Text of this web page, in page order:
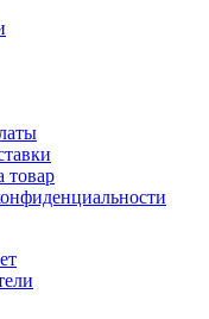
товар